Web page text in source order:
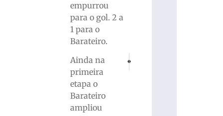
empurrou
para o gol. 2 a
1 para o
Barateiro.
Ainda na
primeira
etapa o
Barateiro
ampliou